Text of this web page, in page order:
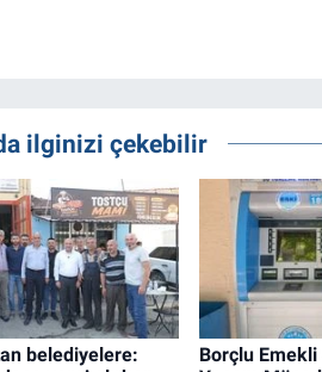
ilginizi çekebilir
belediyelere:
Borçlu Emekli